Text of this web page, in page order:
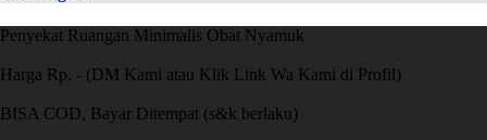
Penyekat Ruangan Minimalis Obat Nyamuk
Harga Rp. - (DM Kami atau Klik Link Wa Kami di Profil)
BISA COD, Bayar Ditempat (s&k berlaku)